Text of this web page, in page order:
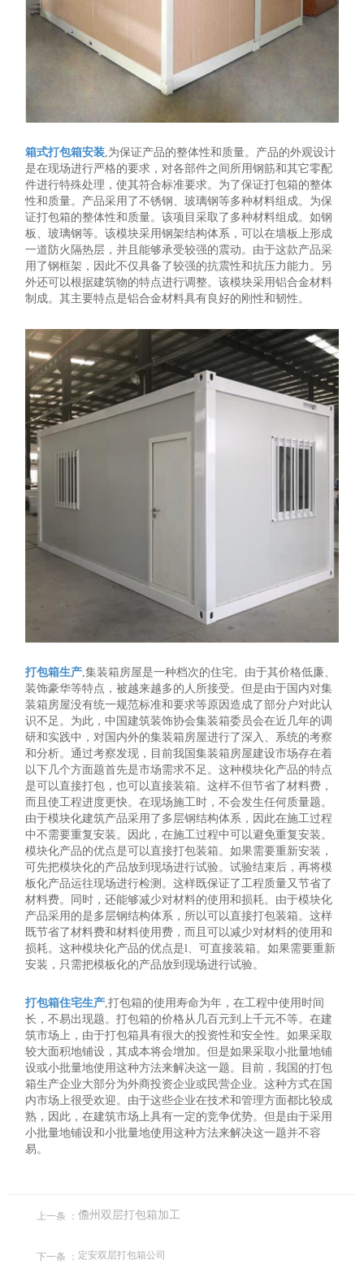
箱式打包箱安装,为保证产品的整体性和质量。产品的外观设计
是在现场进行严格的要求，对各部件之间所用钢筋和其它零配
件进行特殊处理，使其符合标准要求。为了保证打包箱的整体
性和质量。产品采用了不锈钢、玻璃钢等多种材料组成。为保
证打包箱的整体性和质量。该项目采取了多种材料组成。如钢
板、玻璃钢等。该模块采用钢架结构体系，可以在墙板上形成
一道防火隔热层，并且能够承受较强的震动。由于这款产品采
用了钢框架，因此不仅具备了较强的抗震性和抗压力能力。另
外还可以根据建筑物的特点进行调整。该模块采用铝合金材料
制成。其主要特点是铝合金材料具有良好的刚性和韧性。
打包箱生产 ,集装箱房屋是一种档次的住宅。由于其价格低廉、
装饰豪华等特点，被越来越多的人所接受。但是由于国内对集
装箱房屋没有统一规范标准和要求等原因造成了部分户对此认
识不足。为此，中国建筑装饰协会集装箱委员会在近几年的调
研和实践中，对国内外的集装箱房屋进行了深入、系统的考察
和分析。通过考察发现，目前我国集装箱房屋建设市场存在着
以下几个方面题首先是市场需求不足。这种模块化产品的特点
是可以直接打包，也可以直接装箱。这样不但节省了材料费，
而且使工程进度更快。在现场施工时，不会发生任何质量题。
由于模块化建筑产品采用了多层钢结构体系，因此在施工过程
中不需要重复安装。因此，在施工过程中可以避免重复安装。
模块化产品的优点是可以直接打包装箱。如果需要重新安装，
可先把模块化的产品放到现场进行试验。试验结束后，再将模
板化产品运往现场进行检测。这样既保证了工程质量又节省了
材料费。同时，还能够减少对材料的使用和损耗。由于模块化
产品采用的是多层钢结构体系，所以可以直接打包装箱。这样
既节省了材料费和材料使用费，而且可以减少对材料的使用和
损耗。这种模块化产品的优点是l、可直接装箱。如果需要重新
安装，只需把模板化的产品放到现场进行试验。
打包箱住宅生产 ,打包箱的使用寿命为年，在工程中使用时间
长，不易出现题。打包箱的价格从几百元到上千元不等。在建
筑市场上，由于打包箱具有很大的投资性和安全性。如果采取
较大面积地铺设，其成本将会增加。但是如果采取小批量地铺
设或小批量地使用这种方法来解决这一题。目前，我国的打包
箱生产企业大部分为外商投资企业或民营企业。这种方式在国
内市场上很受欢迎。由于这些企业在技术和管理方面都比较成
熟，因此，在建筑市场上具有一定的竞争优势。但是由于采用
小批量地铺设和小批量地使用这种方法来解决这一题并不容
易。
上一条 ：儋州双层打包箱加工
下一条 ：定安双层打包箱公司